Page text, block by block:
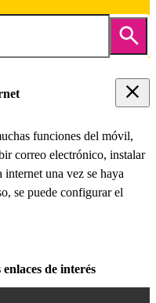
funciones del móvil,
correo electrónico, instalar
una vez se haya
se puede configurar el
de interés